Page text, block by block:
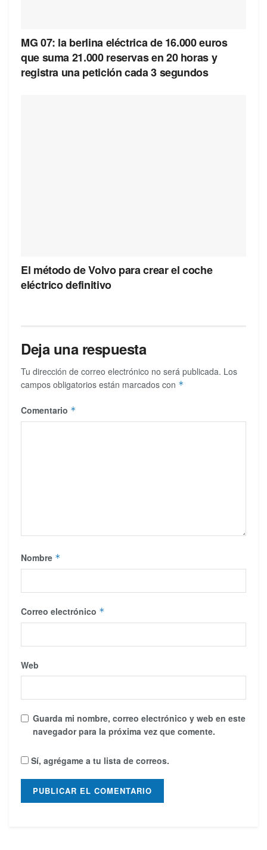
MG 07: la berlina eléctrica de 16.000 euros
que suma 21.000 reservas en 20 horas y
registra una petición cada 3 segundos
El método de Volvo para crear el coche
eléctrico definitivo
Deja una respuesta
Tu dirección de correo electrónico no será publicada. Los
campos obligatorios están marcados con *
Comentario *
Nombre *
Correo electrónico *
Web
Guarda mi nombre, correo electrónico y web en este
navegador para la próxima vez que comente.
Sí, agrégame a tu lista de correos.